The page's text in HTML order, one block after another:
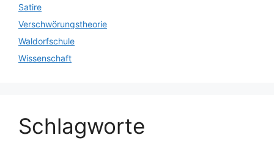
Satire
Verschwörungstheorie
Waldorfschule
Wissenschaft
Schlagworte